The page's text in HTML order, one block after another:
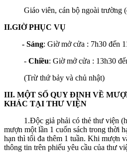
Giáo viên, cán bộ ngoài trường
II.GIỜ PHỤC VỤ
- Sáng: Giờ mở cửa : 7h30 đến
- Chiều: Giờ mở cửa : 13h30
(Trừ thứ bảy và chủ nhật)
III. MỘT SỐ QUY ĐỊNH VỀ
KHÁC TẠI THƯ VIỆN
1.Độc giả phải có thẻ thư viện
mượn một lần 1 cuốn sách trong thời
hạn thì tối đa thêm 1 tuần. Khi mượn
thông tin trên phiếu yêu cầu của thư